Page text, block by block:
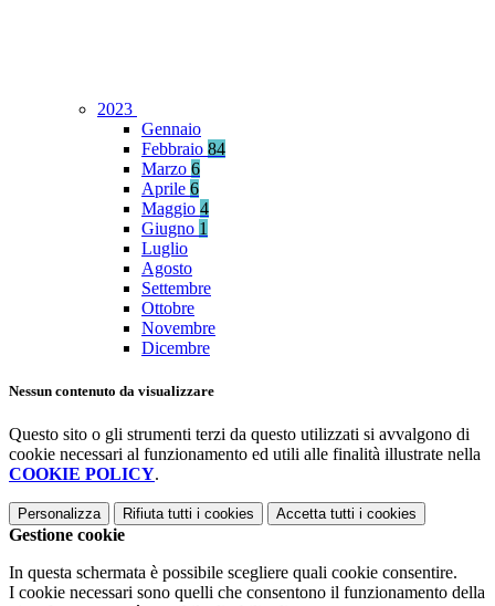
2023
Gennaio
Febbraio 84
Marzo 6
Aprile 6
Maggio 4
Giugno 1
Luglio
Agosto
Settembre
Ottobre
Novembre
Dicembre
Nessun contenuto da visualizzare
Questo sito o gli strumenti terzi da questo utilizzati si avvalgono di
cookie necessari al funzionamento ed utili alle finalità illustrate nella
COOKIE POLICY.
Personalizza Rifiuta tutti i cookies Accetta tutti i cookies
Gestione cookie
In questa schermata è possibile scegliere quali cookie consentire.
I cookie necessari sono quelli che consentono il funzionamento della